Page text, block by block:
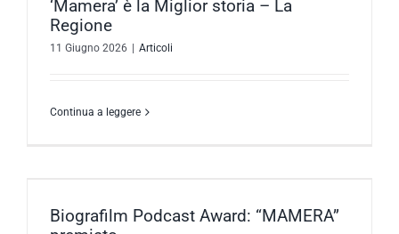
‘Mamera’ è la Miglior storia – La
Regione
11 Giugno 2026 Articoli
Continua a leggere
Biografilm Podcast Award: “MAMERA”